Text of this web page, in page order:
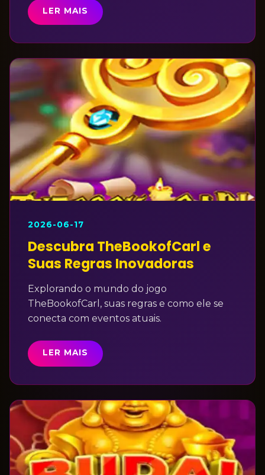
envolventes e como ele se destaca no
cenário atual dos jogos online.
LER MAIS
2026-06-17
Descubra TheBookofCarl e
Suas Regras Inovadoras
Explorando o mundo do jogo
TheBookofCarl, suas regras e como ele se
conecta com eventos atuais.
LER MAIS